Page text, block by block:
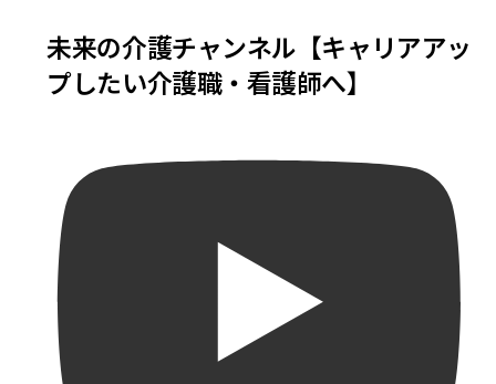
未来の介護チャンネル【キャリアアッ
プしたい介護職・看護師へ】